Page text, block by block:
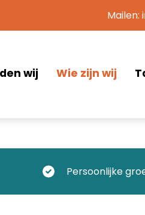
Mailen:
wij Wie zijn wij
Persoonlijke